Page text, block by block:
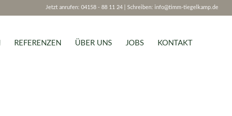
Jetzt anrufen: 04158 - 88 11 24 | Schreiben: info@timm-tiegelkamp.de
REFERENZEN ÜBER UNS JOBS KONTAKT